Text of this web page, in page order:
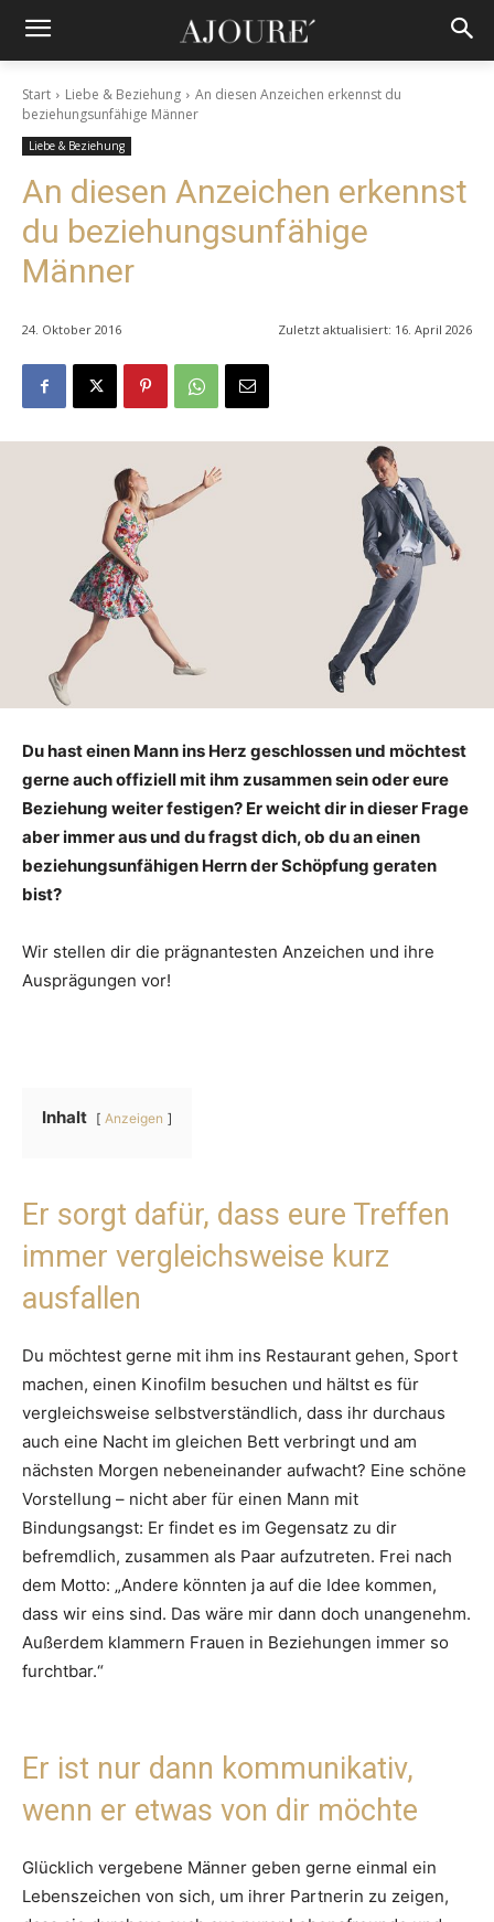
Start Liebe & Beziehung
An diesen Anzeichen erkennst du
beziehungsunfähige Männer
Liebe & Beziehung
An diesen Anzeichen erkennst
du beziehungsunfähige
Männer
24. Oktober 2016 Zuletzt aktualisiert: 16. April 2026
Du hast einen Mann ins Herz geschlossen und möchtest
gerne auch offiziell mit ihm zusammen sein oder eure
Beziehung weiter festigen? Er weicht dir in dieser Frage
aber immer aus und du fragst dich, ob du an einen
beziehungsunfähigen Herrn der Schöpfung geraten
bist?
Wir stellen dir die prägnantesten Anzeichen und ihre
Ausprägungen vor!
Inhalt Anzeigen
Er sorgt dafür, dass eure Treffen
immer vergleichsweise kurz
ausfallen
Du möchtest gerne mit ihm ins Restaurant gehen, Sport
machen, einen Kinofilm besuchen und hältst es für
vergleichsweise selbstverständlich, dass ihr durchaus
auch eine Nacht im gleichen Bett verbringt und am
nächsten Morgen nebeneinander aufwacht? Eine schöne
Vorstellung – nicht aber für einen Mann mit
Bindungsangst: Er findet es im Gegensatz zu dir
befremdlich, zusammen als Paar aufzutreten. Frei nach
dem Motto: „Andere könnten ja auf die Idee kommen,
dass wir eins sind. Das wäre mir dann doch unangenehm.
Außerdem klammern Frauen in Beziehungen immer so
furchtbar.“
Er ist nur dann kommunikativ,
wenn er etwas von dir möchte
Glücklich vergebene Männer geben gerne einmal ein
Lebenszeichen von sich, um ihrer Partnerin zu zeigen,